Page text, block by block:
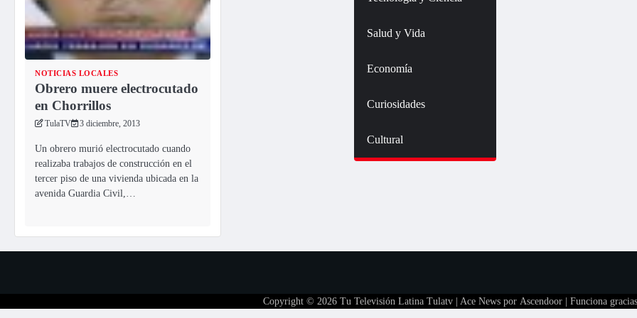
Salud y Vida
Economía
Curiosidades
Cultural
NOTICIAS LOCALES
Obrero muere electrocutado
en Chorrillos
TulaTV 3 diciembre, 2013
Un obrero murió electrocutado cuando
realizaba trabajos de construcción en el
tercer piso de una vivienda ubicada en la
avenida Guardia Civil,…
Copyright © 2026 Tu Televisión Latina Tulatv| Ace News por Ascendoor| Funciona